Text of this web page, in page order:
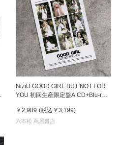
NiziU GOOD GIRL BUT NOT FOR
YOU 初回生産限定盤A CD+Blu-ray
￥2,909 (税込 ￥3,199)
六本松 蔦屋書店